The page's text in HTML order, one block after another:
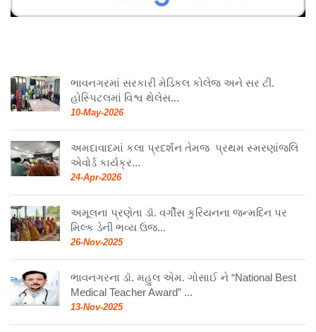
ભાવનગરમાં સરકારી મેડિકલ કોલેજ અને સર ટી.
હોસ્પિટલમાં વિશ્વ થેલેસ...
10-May-2026
અમદાવાદમાં કલા પ્રદર્શન તેમજ પ્રથમ સ્મરણાંજલિ
એવોર્ડ કાર્યક્ર...
24-Apr-2026
અમૂલના પ્રણેતા ડૉ. વર્ગીસ કુરિયનના જન્મદિન પર
મિલ્ક ડેની ભવ્ય ઉજ...
26-Nov-2025
ભાવનગરના ડૉ. મહુલ એમ. ગોસાઈ ને “National Best
Medical Teacher Award” ...
13-Nov-2025